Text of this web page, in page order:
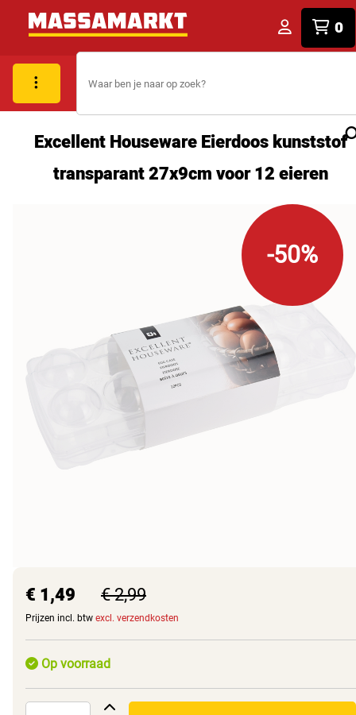
0
Excellent Houseware Eierdoos kunststof
transparant 27x9cm voor 12 eieren
-50%
€ 1,49 € 2,99
Prijzen incl. btw excl. verzendkosten
Op voorraad